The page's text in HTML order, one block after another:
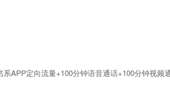
APP定向流量+100分钟语音通话+100分钟视频